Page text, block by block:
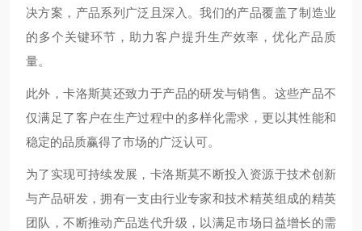
决方案，产品系列广泛且深入。我们的产品覆盖了制造业
的多个关键环节，助力客户提升生产效率，优化产品质
量。
此外，卡洛斯莫还致力于产品的研发与销售。这些产品不
仅满足了客户在生产过程中的多样化需求，更以其性能和
稳定的品质赢得了市场的广泛认可。
为了实现可持续发展，卡洛斯莫不断投入资源于技术创新
与产品研发，拥有一支由行业专家和技术精英组成的精英
团队，不断推动产品迭代升级，以满足市场日益增长的需